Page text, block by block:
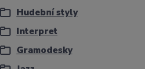
Hudební styly
Interpret
Gramodesky